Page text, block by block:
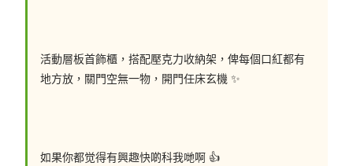
活動層板首飾櫃，搭配壓克力收納架，俾每個口紅都有
地方放，關門空無一物，開門任床玄機 ✨
如果你都觉得有興趣快啲科我哋啊 👍